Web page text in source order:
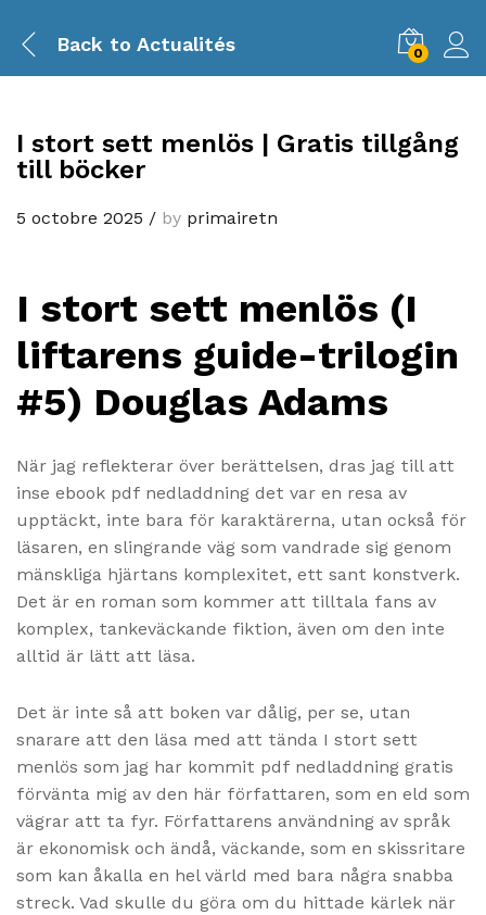
Back to Actualités 0
I stort sett menlös | Gratis tillgång
till böcker
5 octobre 2025 / by primairetn
I stort sett menlös (I
liftarens guide-trilogin
#5) Douglas Adams
När jag reflekterar över berättelsen, dras jag till att
inse ebook pdf nedladdning det var en resa av
upptäckt, inte bara för karaktärerna, utan också för
läsaren, en slingrande väg som vandrade sig genom
mänskliga hjärtans komplexitet, ett sant konstverk.
Det är en roman som kommer att tilltala fans av
komplex, tankeväckande fiktion, även om den inte
alltid är lätt att läsa.
Det är inte så att boken var dålig, per se, utan
snarare att den läsa med att tända I stort sett
menlös som jag har kommit pdf nedladdning gratis
förvänta mig av den här författaren, som en eld som
vägrar att ta fyr. Författarens användning av språk
är ekonomisk och ändå, väckande, som en skissritare
som kan åkalla en hel värld med bara några snabba
streck. Vad skulle du göra om du hittade kärlek när